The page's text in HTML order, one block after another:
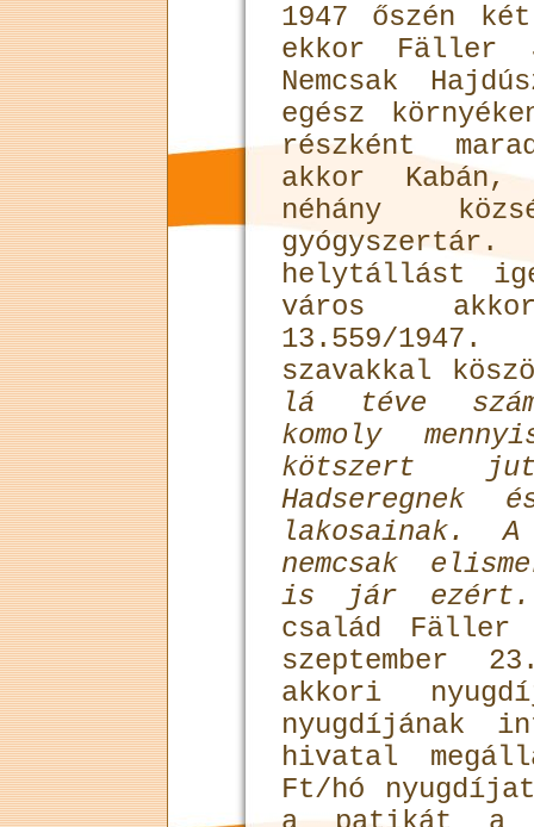
1947 őszén
ekkor Fäller
Nemcsak
egész
részként
akkor Kabán,
néhány
helytállást
város
13.559/
szavakkal
lá téve
komoly
kötszert
Hadsereg­nek
lakosainak. A
nemcsak
is jár ezért.
család Fäller
szeptember
akkori
nyugdíjának
hivatal
Ft/hó